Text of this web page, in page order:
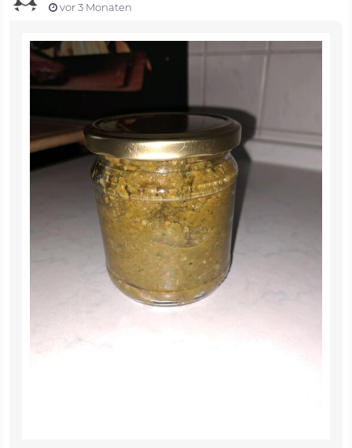
vor 3 Monaten